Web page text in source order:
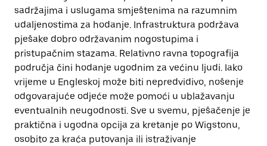
sadržajima i uslugama smještenima na razumnim
udaljenostima za hodanje. Infrastruktura podržava
pješake dobro održavanim nogostupima i
pristupačnim stazama. Relativno ravna topografija
područja čini hodanje ugodnim za većinu ljudi. Iako
vrijeme u Engleskoj može biti nepredvidivo, nošenje
odgovarajuće odjeće može pomoći u ublažavanju
eventualnih neugodnosti. Sve u svemu, pješačenje je
praktična i ugodna opcija za kretanje po Wigstonu,
osobito za kraća putovanja ili istraživanje